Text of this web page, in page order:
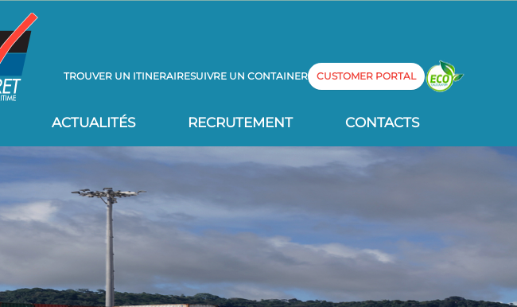
TROUVER UN ITINERAIRESUIVRE UN CONTAINER CUSTOMER PORTAL
ACTUALITÉS RECRUTEMENT CONTACTS